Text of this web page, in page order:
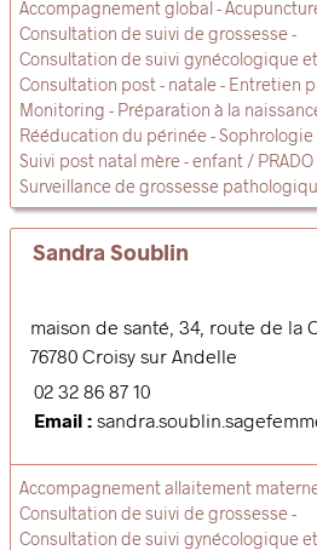
Accompagnement global
Consultation de suivi de grossesse
Consultation de suivi gynécologique
Consultation post - natale
Entretien
Monitoring
Préparation à la
Rééducation du périnée
Sophrologie
Suivi post natal mère - enfant / PRADO
Surveillance de grossesse
Sandra Soublin
maison de santé, 34, route de la
76780 Croisy sur Andelle
02 32 86 87 10
Email :
Accompagnement allaitement
Consultation de suivi de grossesse
Consultation de suivi gynécologique